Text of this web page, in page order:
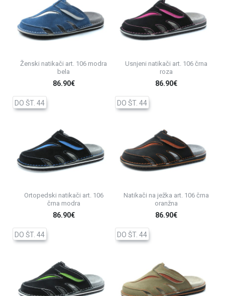
Ženski natikači art. 106 modra
bela
86.90€
Usnjeni natikači art. 106 črna
roza
86.90€
DO ŠT. 44
Ortopedski natikači art. 106
črna modra
86.90€
DO ŠT. 44
Natikači na ježka art. 106 črna
oranžna
86.90€
DO ŠT. 44 DO ŠT. 44